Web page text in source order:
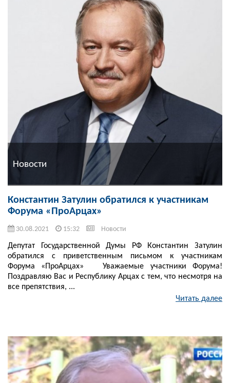
Новости
Константин Затулин обратился к участникам
Форума «ПроАрцах»
30.08.2021 15:32 Новости
Депутат Государственной Думы РФ Константин Затулин
обратился с приветственным письмом к участникам
Форума «ПроАрцах» Уважаемые участники Форума!
Поздравляю Вас и Республику Арцах с тем, что несмотря на
все препятствия, ...
Читать далее